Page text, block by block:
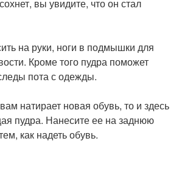
вы увидите, что он стал
на руки, ноги в подмышки для
Кроме того пудра поможет
пота с одежды.
натирает новая обувь, то и здесь
пудра. Нанесите ее на заднюю
как надеть обувь.